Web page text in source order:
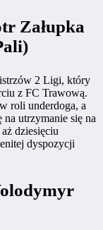
Załupka
2 Ligi, który
z FC Trawową.
roli underdoga, a
utrzymanie się na
dziesięciu
dyspozycji